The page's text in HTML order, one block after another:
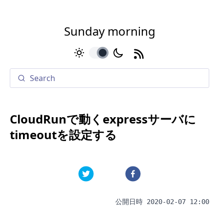
Sunday morning
toggle
CloudRunで動くexpressサーバに
timeoutを設定する
公開日時 2020-02-07 12:00